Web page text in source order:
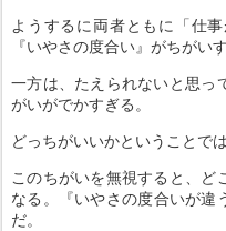
ようするに両者ともに「仕
『いやさの度合い』がちがい
一方は、たえられないと思っ
がいがでかすぎる。
どっちがいいかということで
このちがいを無視すると、ど
なる。『いやさの度合いが
だ。